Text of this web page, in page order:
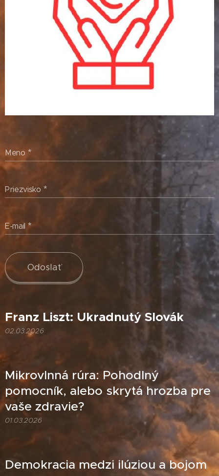
Meno
Priezvisko
E-mail
Odoslať
Franz Liszt: Ukradnutý Slovák
02.03.2026
Mikrovlnná rúra: Pohodlný
pomocník, alebo skrytá hrozba pre
vaše zdravie?
01.03.2026
Demokracia medzi ilúziou a bojom